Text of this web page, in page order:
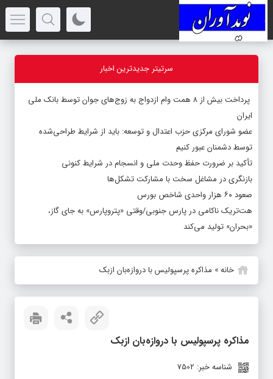
سرتیتر جدیدترین اخبار
پرداخت بیش از ۸ همت وام ازدواج به زوج‌های جوان توسط بانک ملی
ایران
عضو شورای مرکزی حزب اعتدال و توسعه: باید از شرایط طراحی‌شده
توسط دشمنان عبور کنیم
تأکید بر ضرورت حفظ وحدت ملی و انسجام در شرایط کنونی
بازنگری در مشاغل سخت با مشارکت تشکل‌ها
صعود ۶۰ هزار واحدی شاخص بورس
هت‌تریک ناکامی در پارس جنوبی/وقتی «پتروپارس» به جای گاز،
«بحران» تولید می‌کند
خانه» مذاکره پرسپولیس با دروازه‌بان ازبک
مذاکره پرسپولیس با دروازه‌بان ازبک
شناسه خبر: 7502